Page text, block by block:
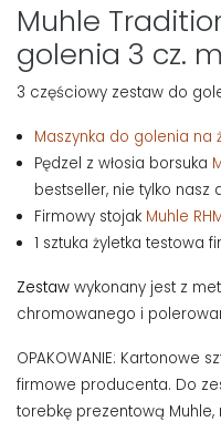
Muhle
golenia 3 cz.
3 częściowy zestaw do
Maszynka do golenia na
Pędzel z włosia borsuka
bestseller, nie tylko nasz
Firmowy stojak Muhle
1 sztuka żyletka testowa
Zestaw wykonany jest z
chromowanego i
OPAKOWANIE: Kartonowe
firmowe producenta. Do
torebkę prezentową